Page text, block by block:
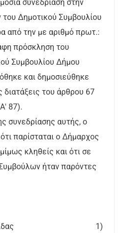
συνεδρίαση στην
Δημοτικού Συμβουλίου
από την με αριθμό πρωτ.:
πρόσκληση του
Συμβουλίου Δήμου
και δημοσιεύθηκε
διατάξεις του άρθρου 67
87).
συνεδρίασης αυτής, ο
παρίσταται ο Δήμαρχος
κληθείς και ότι σε
ήταν παρόντες
1)